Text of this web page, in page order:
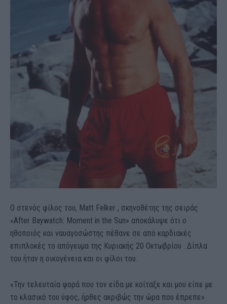
Ο στενός φίλος του, Matt Felker , σκηνοθέτης της σειράς
«After Baywatch: Moment in the Sun» αποκάλυψε ότι ο
ηθοποιός και ναυαγοσώστης πέθανε σε από καρδιακές
επιπλοκές το απόγευμα της Κυριακής 20 Οκτωβρίου . Δίπλα
του ήταν η οικογένεια και οι φίλοι του.
«Την τελευταία φορά που τον είδα με κοίταξε και μου είπε με
το κλασικό του ύφος, ήρθες ακριβώς την ώρα που έπρεπε»